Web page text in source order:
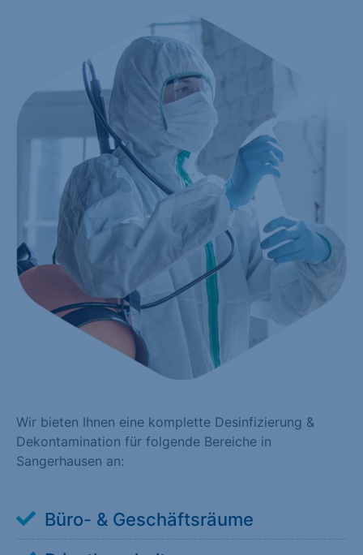
Wir bieten Ihnen eine komplette Desinfizierung &
Dekontamination für folgende Bereiche in
Sangerhausen an:
Büro- & Geschäftsräume